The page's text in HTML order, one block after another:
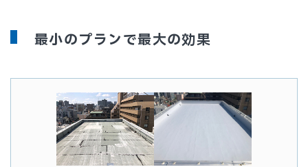
最小のプランで最大の効果